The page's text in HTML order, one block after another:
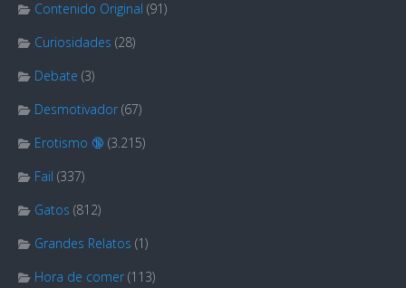
Contenido Original (91)
Curiosidades (28)
Debate (3)
Desmotivador (67)
Erotismo 🔞 (3.215)
Fail (337)
Gatos (812)
Grandes Relatos (1)
Hora de comer (113)